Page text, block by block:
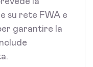
su rete FWA e
garantire la